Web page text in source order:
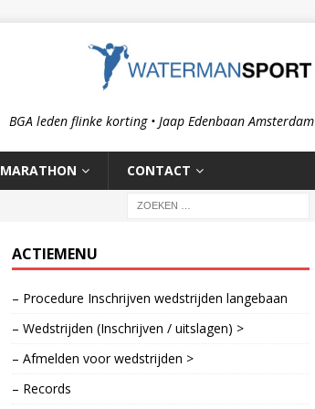
BGA leden flinke korting • Jaap Edenbaan Amsterdam
MARATHON CONTACT
ACTIEMENU
– Procedure Inschrijven wedstrijden langebaan
– Wedstrijden (Inschrijven / uitslagen) >
– Afmelden voor wedstrijden >
– Records